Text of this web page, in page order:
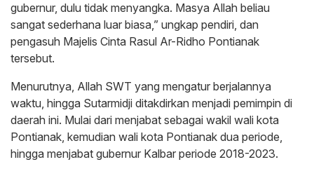
gubernur, dulu tidak menyangka. Masya Allah beliau
sangat sederhana luar biasa,” ungkap pendiri, dan
pengasuh Majelis Cinta Rasul Ar-Ridho Pontianak
tersebut.
Menurutnya, Allah SWT yang mengatur berjalannya
waktu, hingga Sutarmidji ditakdirkan menjadi pemimpin di
daerah ini. Mulai dari menjabat sebagai wakil wali kota
Pontianak, kemudian wali kota Pontianak dua periode,
hingga menjabat gubernur Kalbar periode 2018-2023.